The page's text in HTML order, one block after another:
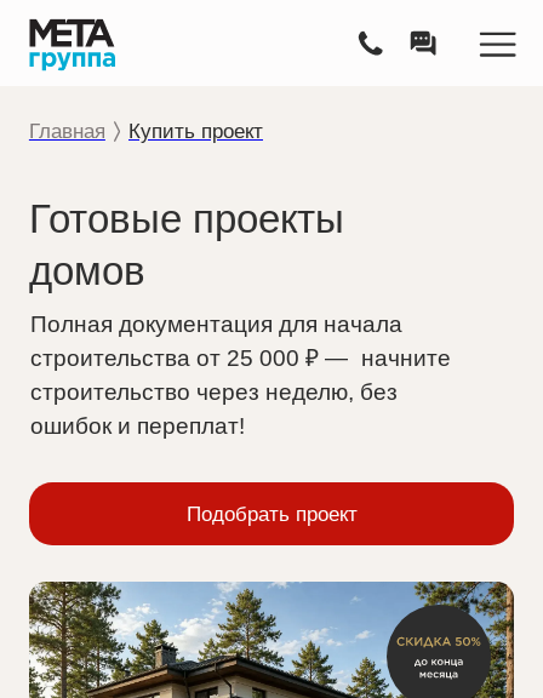
домов
Подобрать проект
Полная документация для начала
строительства от 25 000 ₽ — начните
строительство через неделю, без
ошибок и переплат!